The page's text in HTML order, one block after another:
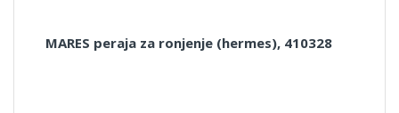
MARES peraja za ronjenje (hermes), 410328